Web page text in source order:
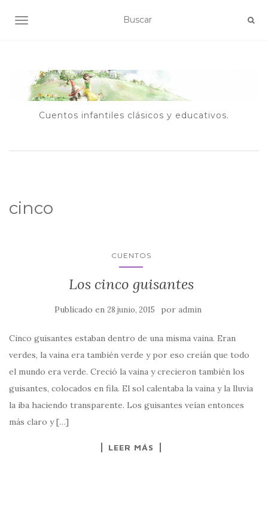
ALTERNAR NAVEGACIÓN
Cuentos infantiles clásicos y educativos.
cinco
CUENTOS
Los cinco guisantes
Publicado en 28 junio, 2015 por admin
Cinco guisantes estaban dentro de una misma vaina. Eran
verdes, la vaina era también verde y por eso creián que todo
el mundo era verde. Creció la vaina y crecieron también los
guisantes, colocados en fila. El sol calentaba la vaina y la lluvia
la iba haciendo transparente. Los guisantes veían entonces
más claro y […]
LEER MÁS